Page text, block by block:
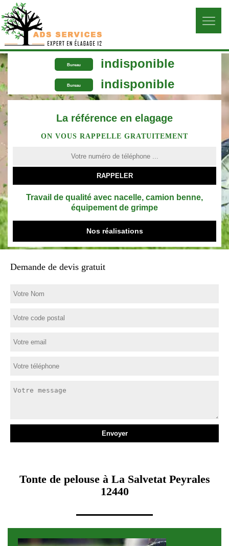
Bureau indisponible
Bureau indisponible
La référence en elagage
ON VOUS RAPPELLE GRATUITEMENT
Travail de qualité avec nacelle, camion benne,
équipement de grimpe
Nos réalisations
Demande de devis gratuit
Tonte de pelouse à La Salvetat Peyrales
12440